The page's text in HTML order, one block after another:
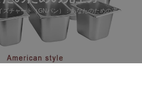
ズチャート（GNパン）：あなたのための完全ガイド